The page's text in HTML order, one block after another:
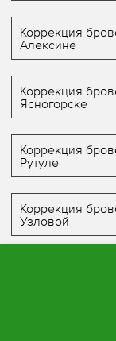
Коррекция
Алексине
Коррекция
Ясногорске
Коррекция
Рутуле
Коррекция
Узловой